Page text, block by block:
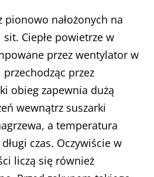
pionowo nałożonych na
Ciepłe powietrze w
przez wentylator w
przez
obieg zapewnia dużą
wewnątrz suszarki
a temperatura
czas. Oczywiście w
liczą się również